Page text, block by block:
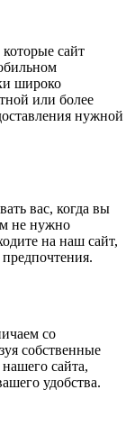
сайт
широко
или более
нужной
вас, когда вы
не нужно
на наш сайт,
со
собственные
сайта,
удобства.